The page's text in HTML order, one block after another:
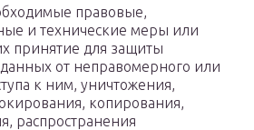
правовые,
и технические меры или
принятие для защиты
от неправомерного или
к ним, уничтожения,
копирования,
распространения